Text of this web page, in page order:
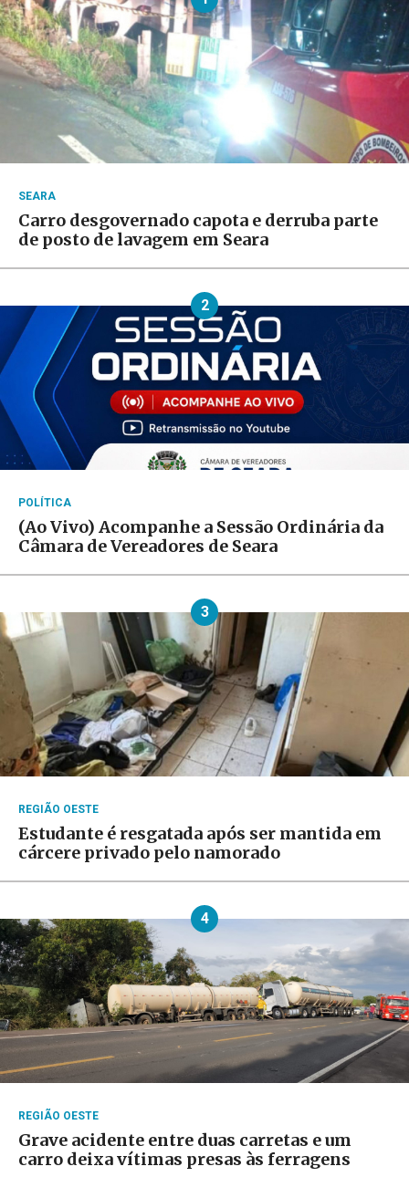
SEARA
Carro desgovernado capota e derruba parte
de posto de lavagem em Seara
2
POLÍTICA
(Ao Vivo) Acompanhe a Sessão Ordinária da
Câmara de Vereadores de Seara
3
REGIÃO OESTE
Estudante é resgatada após ser mantida em
cárcere privado pelo namorado
4
REGIÃO OESTE
Grave acidente entre duas carretas e um
carro deixa vítimas presas às ferragens